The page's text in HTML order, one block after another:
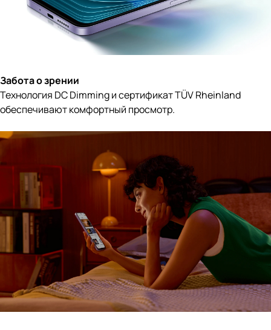
Забота о зрении
Технология DC Dimming и сертификат TÜV Rheinland
обеспечивают комфортный просмотр.